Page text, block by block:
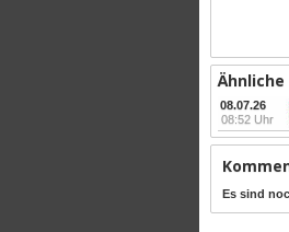
Ähnliche
08.07.26
08:52 Uhr
Es sind